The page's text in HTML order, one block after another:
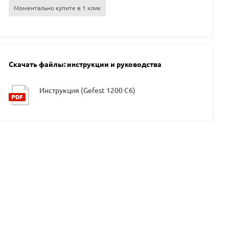
Моментально купите в 1 клик
Скачать файлы: инструкции и руководства
Инструкция (Gefest 1200 С6)